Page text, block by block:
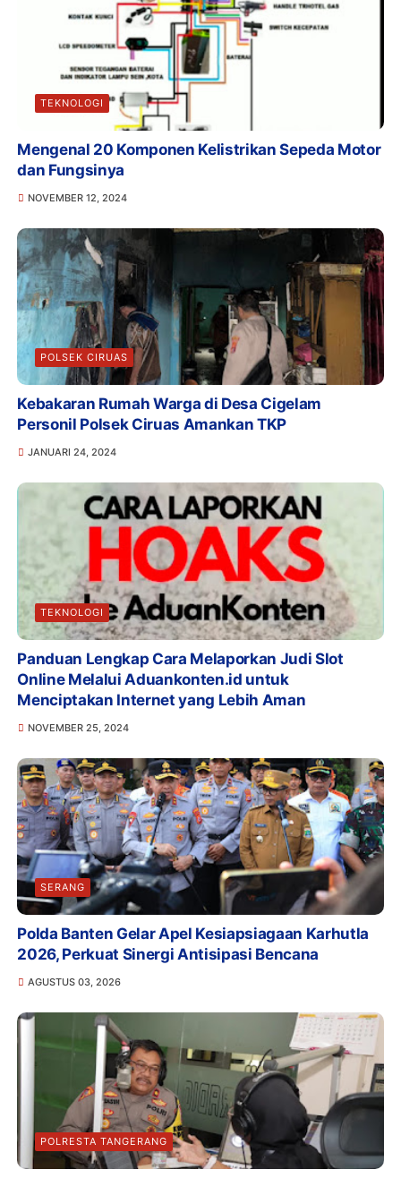
TEKNOLOGI
Mengenal 20 Komponen Kelistrikan Sepeda Motor
dan Fungsinya
NOVEMBER 12, 2024
POLSEK CIRUAS
Kebakaran Rumah Warga di Desa Cigelam
Personil Polsek Ciruas Amankan TKP
JANUARI 24, 2024
TEKNOLOGI
Panduan Lengkap Cara Melaporkan Judi Slot
Online Melalui Aduankonten.id untuk
Menciptakan Internet yang Lebih Aman
NOVEMBER 25, 2024
SERANG
Polda Banten Gelar Apel Kesiapsiagaan Karhutla
2026, Perkuat Sinergi Antisipasi Bencana
AGUSTUS 03, 2026
POLRESTA TANGERANG